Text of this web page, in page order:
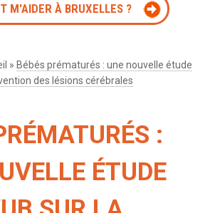
M'AIDER À BRUXELLES ?
» Bébés prématurés : une nouvelle étude
des lésions cérébrales
:
ÉTUDE